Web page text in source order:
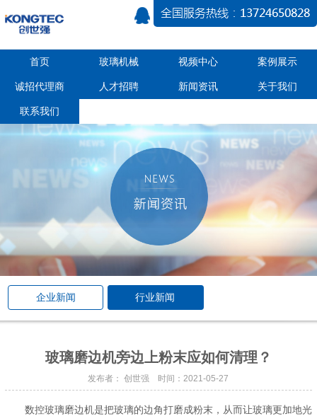
首页 玻璃机械 视频中心 案例展示
诚招代理商 人才招聘 新闻资讯 关于我们
联系我们
企业新闻 行业新闻
玻璃磨边机旁边上粉末应如何清理？
发布者： 创世强 时间：2021-05-27
数控玻璃磨边机是把玻璃的边角打磨成粉末，从而让玻璃更加地光